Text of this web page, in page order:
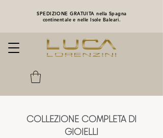
SPEDIZIONE GRATUITA nella Spagna
continentale e nelle Isole Baleari.
COLLEZIONE COMPLETA DI
GIOIELLI